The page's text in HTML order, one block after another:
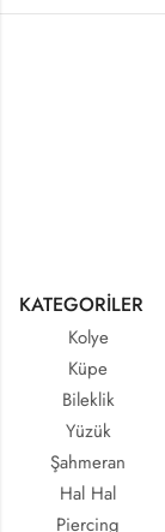
KATEGORİLER
Kolye
Küpe
Bileklik
Yüzük
Şahmeran
Hal Hal
Piercing